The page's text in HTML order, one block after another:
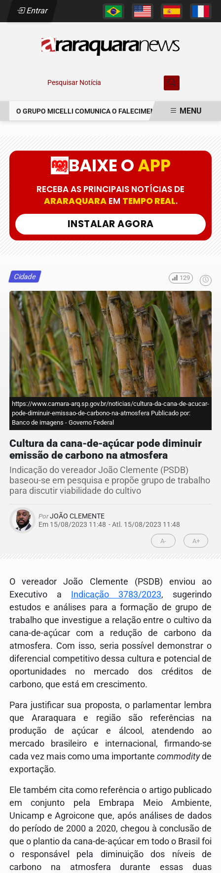
Entrar
Pesquisar Notícia
O GRUPO MICELLI COMUNICA O FALECIMENTO DO SR. MARCELO
MENU
BAIXE OAPP
RECEBA AS PRINCIPAIS NOTÍCIAS DE
ARARAQUARAEM TEMPO REAL.
INSTALAR AGORA
Cidade 129
https://www.camara-arq.sp.gov.br/noticias/cultura-da-cana-de-acucar-
pode-diminuir-emissao-de-carbono-na-atmosfera Publicado por:
Banco de imagens - Governo Federal
Cultura da cana-de-açúcar pode diminuir
emissão de carbono na atmosfera
Indicação do vereador João Clemente (PSDB)
baseou-se em pesquisa e propõe grupo de trabalho
para discutir viabilidade do cultivo
PorJOÃO CLEMENTE
Em 15/08/2023 11:48 - Atl. 15/08/2023 11:48
A- A+
O vereador João Clemente (PSDB) enviou ao
Executivo a
Indicação 3783/2023, sugerindo
estudos e análises para a formação de grupo de
trabalho que investigue a relação entre o cultivo da
cana-de-açúcar com a redução de carbono da
atmosfera. Com isso, seria possível demonstrar o
diferencial competitivo dessa cultura e potencial de
oportunidades no mercado dos créditos de
carbono, que está em crescimento.
Para justificar sua proposta, o parlamentar lembra
que Araraquara e região são referências na
produção de açúcar e álcool, atendendo ao
mercado brasileiro e internacional, firmando-se
cada vez mais como uma importante commodityde
exportação.
Ele também cita como referência o artigo publicado
em conjunto pela Embrapa Meio Ambiente,
Unicamp e Agroicone que, após análises de dados
do período de 2000 a 2020, chegou à conclusão de
que o plantio da cana-de-açúcar em todo o Brasil foi
o responsável pela diminuição dos níveis de
carbono na atmosfera durante essas duas